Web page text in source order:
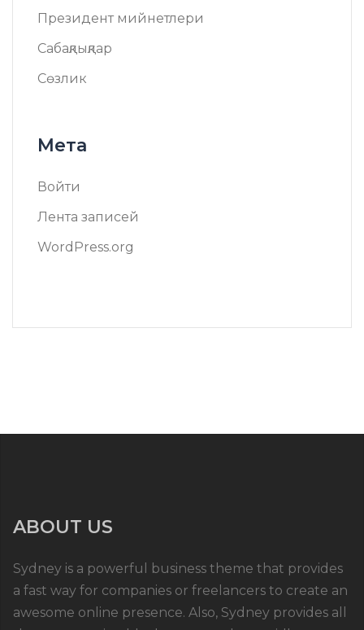
Президент мийнетлери
Сабақлықлар
Сөзлик
Мета
Войти
Лента записей
WordPress.org
ABOUT US
Sydney is a powerful business theme that provides
a fast way for companies or freelancers to create an
awesome online presence. Also, Sydney provides all